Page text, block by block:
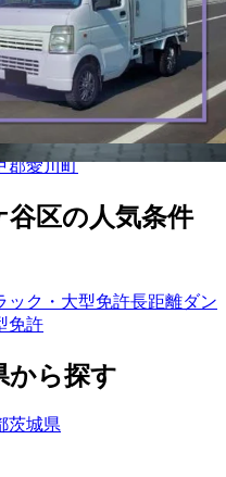
葉区横浜市都筑区
川崎市川
市高津区川崎市多摩区川崎
区相模原市中央区 相模原市
小田原市 茅ヶ崎市 逗子市
海老名市座間市 南足柄市綾
郡大磯町中郡二宮町足柄上
松田町足柄上郡山北町足柄
郡愛川町
谷区の人気条件
ック・大型免許長距離ダン
免許
から探す
茨城県